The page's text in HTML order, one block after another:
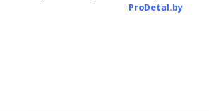
ProDetal.by